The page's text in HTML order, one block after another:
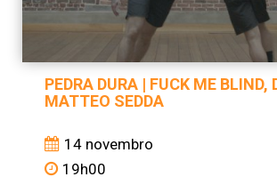
PEDRA DURA | FUCK ME BLIND,
MATTEO SEDDA
14 novembro
19h00